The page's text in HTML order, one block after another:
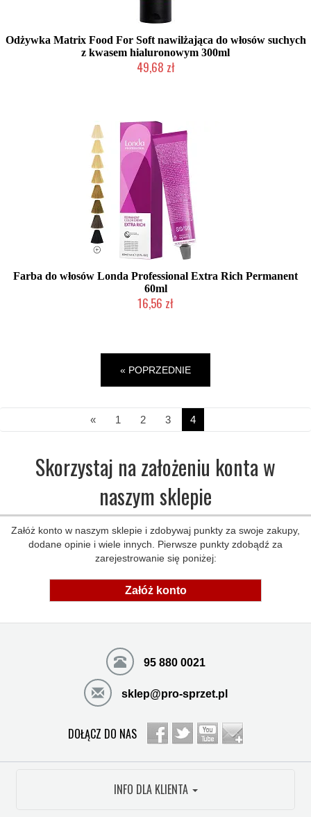
Odżywka Matrix Food For Soft nawilżająca do włosów suchych
z kwasem hialuronowym 300ml
49,68 zł
Farba do włosów Londa Professional Extra Rich Permanent
60ml
16,56 zł
« POPRZEDNIE
« 1 2 3 4
Skorzystaj na założeniu konta w
naszym sklepie
Załóż konto w naszym sklepie i zdobywaj punkty za swoje zakupy,
dodane opinie i wiele innych. Pierwsze punkty zdobądź za
zarejestrowanie się poniżej:
Załóż konto
95 880 0021
sklep@pro-sprzet.pl
DOŁĄCZ DO NAS
INFO DLA KLIENTA